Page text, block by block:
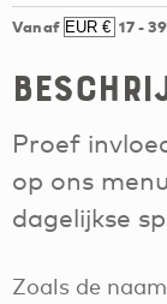
Vanaf 17-39
Proef
op ons
dagelijkse
Zoals de